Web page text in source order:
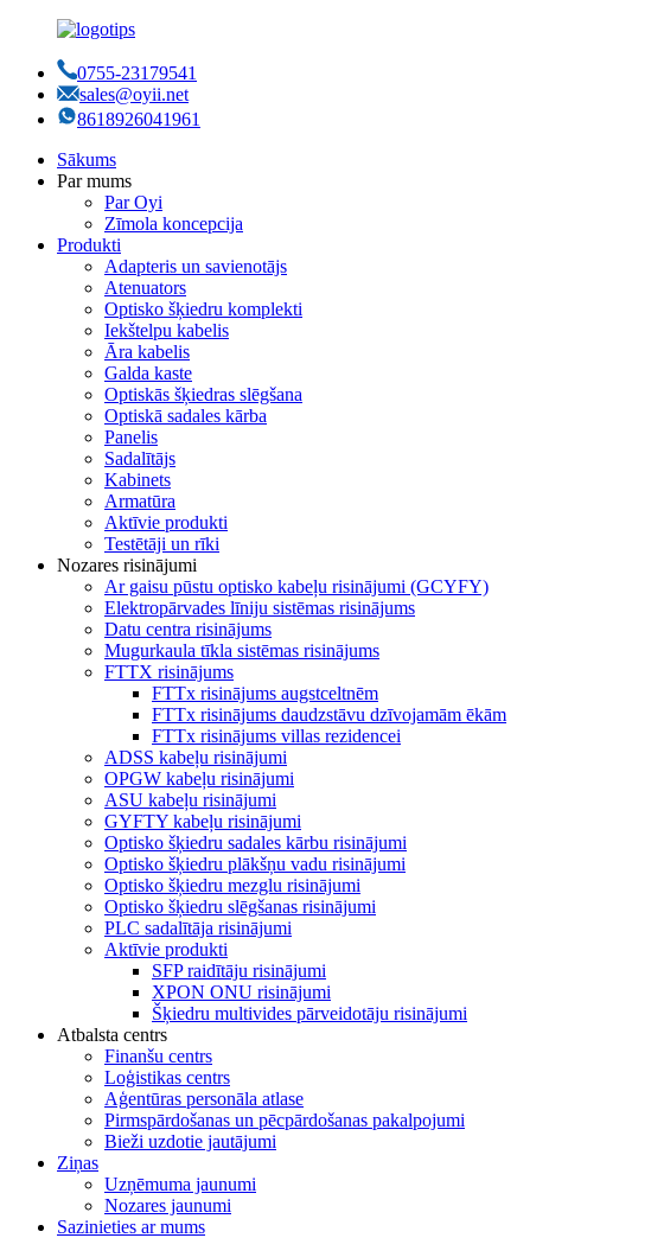
0755-23179541
sales@oyii.net
8618926041961
Sākums
Par mums
Par Oyi
Zīmola koncepcija
Produkti
Adapteris un savienotājs
Atenuators
Optisko šķiedru komplekti
Iekštelpu kabelis
Āra kabelis
Galda kaste
Optiskās šķiedras slēgšana
Optiskā sadales kārba
Panelis
Sadalītājs
Kabinets
Armatūra
Aktīvie produkti
Testētāji un rīki
Nozares risinājumi
Ar gaisu pūstu optisko kabeļu risinājumi (GCYFY)
Elektropārvades līniju sistēmas risinājums
Datu centra risinājums
Mugurkaula tīkla sistēmas risinājums
FTTX risinājums
FTTx risinājums augstceltnēm
FTTx risinājums daudzstāvu dzīvojamām ēkām
FTTx risinājums villas rezidencei
ADSS kabeļu risinājumi
OPGW kabeļu risinājumi
ASU kabeļu risinājumi
GYFTY kabeļu risinājumi
Optisko šķiedru sadales kārbu risinājumi
Optisko šķiedru plākšņu vadu risinājumi
Optisko šķiedru mezglu risinājumi
Optisko šķiedru slēgšanas risinājumi
PLC sadalītāja risinājumi
Aktīvie produkti
SFP raidītāju risinājumi
XPON ONU risinājumi
Šķiedru multivides pārveidotāju risinājumi
Atbalsta centrs
Finanšu centrs
Loģistikas centrs
Aģentūras personāla atlase
Pirmspārdošanas un pēcpārdošanas pakalpojumi
Bieži uzdotie jautājumi
Ziņas
Uzņēmuma jaunumi
Nozares jaunumi
Sazinieties ar mums